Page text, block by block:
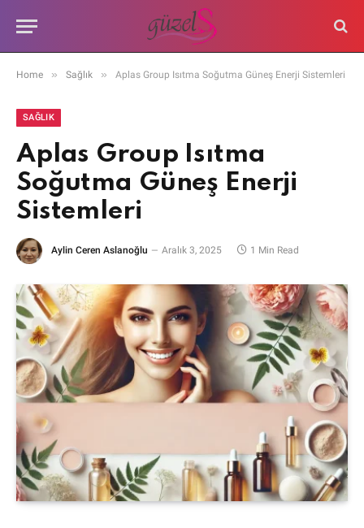
Home » Sağlık » Aplas Group Isıtma Soğutma Güneş Enerji Sistemleri
SAĞLIK
Aplas Group Isıtma
Soğutma Güneş Enerji
Sistemleri
Aylin Ceren Aslanoğlu Aralık 3, 2025 1 Min Read